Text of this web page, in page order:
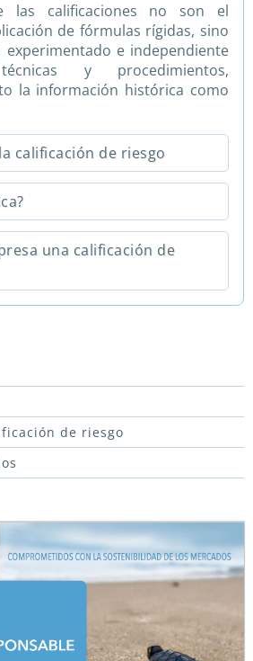
las calificaciones no son el
de fórmulas rígidas, sino
e independiente
y procedimientos,
la información histórica como
calificación de riesgo
una calificación de
de riesgo